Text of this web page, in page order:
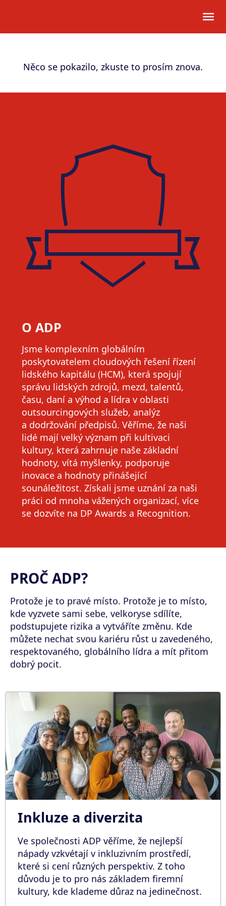
Něco se pokazilo, zkuste to prosím znova.
O ADP
Jsme komplexním globálním
poskytovatelem cloudových řešení řízení
lidského kapitálu (HCM), která spojují
správu lidských zdrojů, mezd, talentů,
času, daní a výhod a lídra v oblasti
outsourcingových služeb, analýz
a dodržování předpisů. Věříme, že naši
lidé mají velký význam při kultivaci
kultury, která zahrnuje naše základní
hodnoty, vítá myšlenky, podporuje
inovace a hodnoty přinášející
sounáležitost. Získali jsme uznání za naši
práci od mnoha vážených organizací, více
se dozvíte na DP Awards a Recognition.
PROČ ADP?
Protože je to pravé místo. Protože je to místo,
kde vyzvete sami sebe, velkoryse sdílíte,
podstupujete rizika a vytváříte změnu. Kde
můžete nechat svou kariéru růst u zavedeného,
respektovaného, globálního lídra a mít přitom
dobrý pocit.
Inkluze a diverzita
Ve společnosti ADP věříme, že nejlepší
nápady vzkvétají v inkluzivním prostředí,
které si cení různých perspektiv. Z toho
důvodu je to pro nás základem firemní
kultury, kde klademe důraz na jedinečnost.